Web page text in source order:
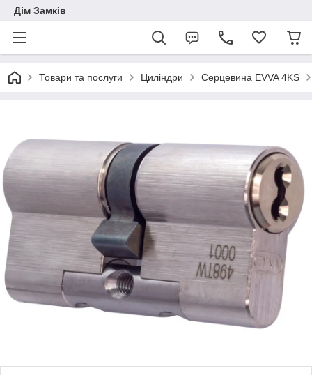
Дім Замків
Товари та послуги Циліндри Серцевина EVVA 4KS